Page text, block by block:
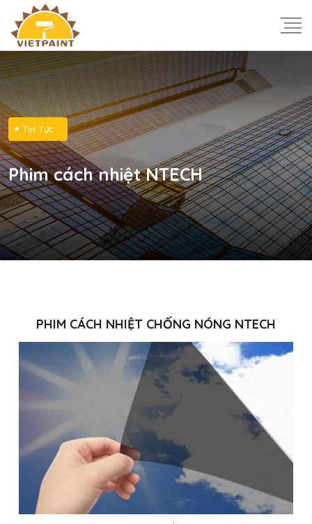
Tin Tức
Phim cách nhiệt NTECH
PHIM CÁCH NHIỆT CHỐNG NÓNG NTECH